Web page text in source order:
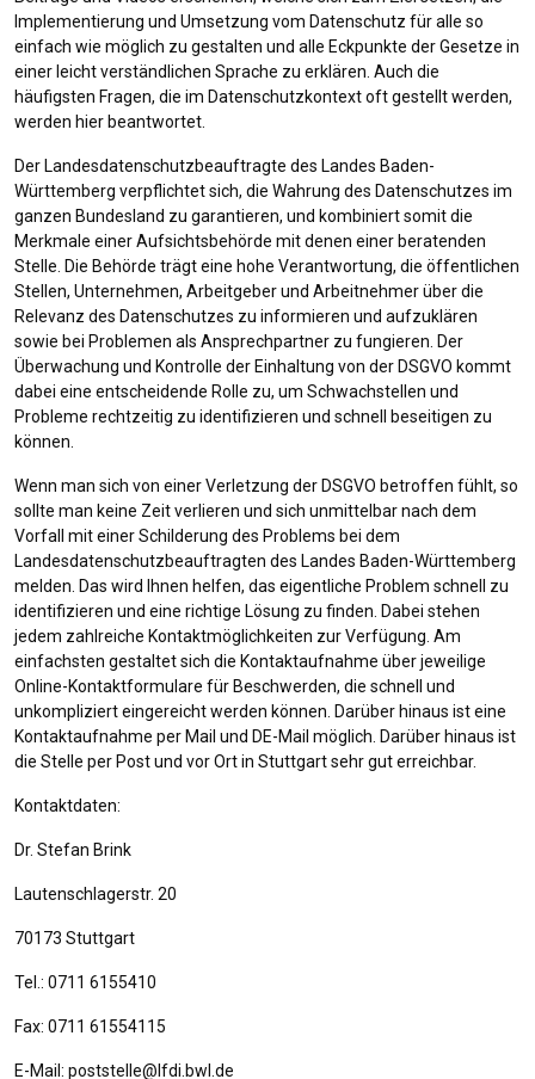
Implementierung und Umsetzung vom Datenschutz für alle so
einfach wie möglich zu gestalten und alle Eckpunkte der Gesetze in
einer leicht verständlichen Sprache zu erklären. Auch die
häufigsten Fragen, die im Datenschutzkontext oft gestellt werden,
werden hier beantwortet.
Der Landesdatenschutzbeauftragte des Landes Baden-
Württemberg verpflichtet sich, die Wahrung des Datenschutzes im
ganzen Bundesland zu garantieren, und kombiniert somit die
Merkmale einer Aufsichtsbehörde mit denen einer beratenden
Stelle. Die Behörde trägt eine hohe Verantwortung, die öffentlichen
Stellen, Unternehmen, Arbeitgeber und Arbeitnehmer über die
Relevanz des Datenschutzes zu informieren und aufzuklären
sowie bei Problemen als Ansprechpartner zu fungieren. Der
Überwachung und Kontrolle der Einhaltung von der DSGVO kommt
dabei eine entscheidende Rolle zu, um Schwachstellen und
Probleme rechtzeitig zu identifizieren und schnell beseitigen zu
können.
Wenn man sich von einer Verletzung der DSGVO betroffen fühlt, so
sollte man keine Zeit verlieren und sich unmittelbar nach dem
Vorfall mit einer Schilderung des Problems bei dem
Landesdatenschutzbeauftragten des Landes Baden-Württemberg
melden. Das wird Ihnen helfen, das eigentliche Problem schnell zu
identifizieren und eine richtige Lösung zu finden. Dabei stehen
jedem zahlreiche Kontaktmöglichkeiten zur Verfügung. Am
einfachsten gestaltet sich die Kontaktaufnahme über jeweilige
Online-Kontaktformulare für Beschwerden, die schnell und
unkompliziert eingereicht werden können. Darüber hinaus ist eine
Kontaktaufnahme per Mail und DE-Mail möglich. Darüber hinaus ist
die Stelle per Post und vor Ort in Stuttgart sehr gut erreichbar.
Kontaktdaten:
Dr. Stefan Brink
Lautenschlagerstr. 20
70173 Stuttgart
Tel.: 0711 6155410
Fax: 0711 61554115
E-Mail: poststelle@lfdi.bwl.de